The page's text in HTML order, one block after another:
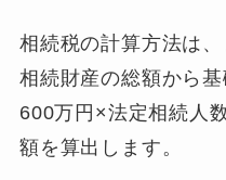
相続税の計算方法は
相続財産の総額から
600万円×法定相続人
額を算出します。